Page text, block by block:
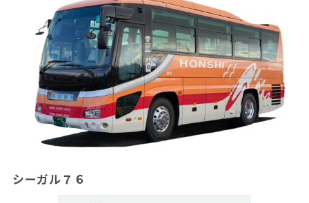
シーガル７６